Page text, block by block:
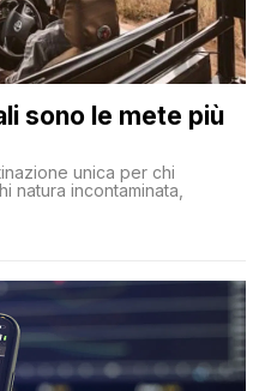
sono le mete più
unica per chi
natura incontaminata,